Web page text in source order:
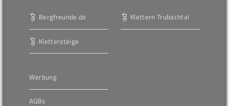
Bergfreunde.de
Klettersteige
Klettern Trubachtal
Werbung
AGBs